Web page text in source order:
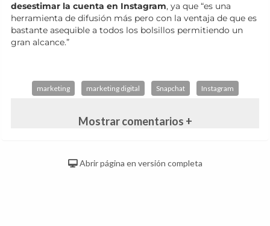
desestimar la cuenta en Instagram, ya que “es una
herramienta de difusión más pero con la ventaja de que es
bastante asequible a todos los bolsillos permitiendo un
gran alcance.”
marketing marketing digital Snapchat Instagram
Mostrar comentarios +
Abrir página en versión completa